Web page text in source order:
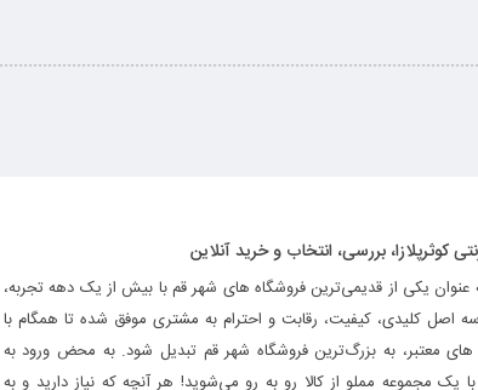
کوثرپلازا، بررسی، انتخاب و خرید آنلاین
عنوان یکی از قدیمی‌ترین فروشگاه های شهر قم با بیش از یک دهه تجربه،
سه اصل کلیدی، کیفیت، رقابت و احترام به مشتری موفق شده تا همگام با
های معتبر، به بزرگ‌ترین فروشگاه شهر قم تبدیل شود. به محض ورود به
یک مجموعه مملو از کالا رو به رو می‌شوید! هر آنچه که نیاز دارید و به